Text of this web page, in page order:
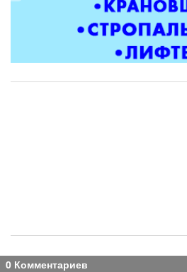
0 Комментариев